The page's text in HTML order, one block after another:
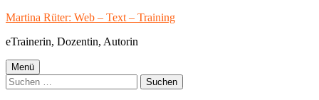
Springe
Inhalt
Martina Rüter: Web – Text – Training
eTrainerin, Dozentin, Autorin
Primäres
Menü
Menü
Suchen
nach: